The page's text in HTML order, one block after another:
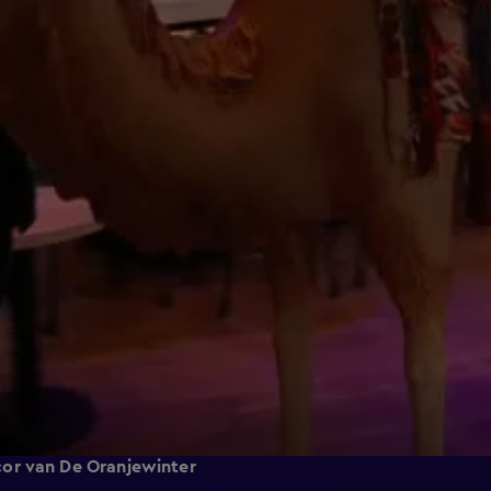
van De Oranjewinter